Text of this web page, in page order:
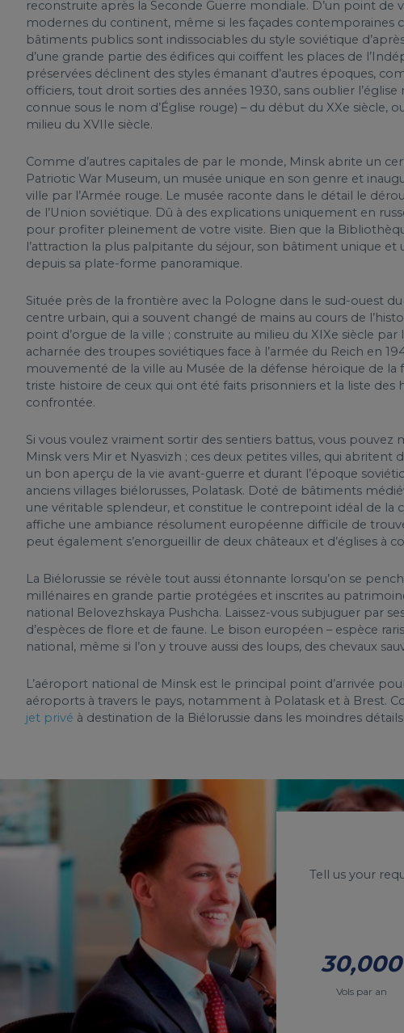
reconstruite après la Seconde Guerre mondiale. D’un point de
modernes du continent, même si les façades contemporaines
bâtiments publics sont indissociables du style soviétique
d’une grande partie des édifices qui coiffent les places de
préservées déclinent des styles émanant d’autres époques,
officiers, tout droit sorties des années 1930, sans oublier
connue sous le nom d’Église rouge) – du début du XXe siècle,
milieu du XVIIe siècle.
Comme d’autres capitales de par le monde, Minsk abrite un
Patriotic War Museum, un musée unique en son genre et
ville par l’Armée rouge. Le musée raconte dans le détail le
de l’Union soviétique. Dû à des explications uniquement en
pour profiter pleinement de votre visite. Bien que la
l’attraction la plus palpitante du séjour, son bâtiment unique
depuis sa plate-forme panoramique.
Située près de la frontière avec la Pologne dans le sud-ouest
centre urbain, qui a souvent changé de mains au cours de
point d’orgue de la ville ; construite au milieu du XIXe siècle
acharnée des troupes soviétiques face à l’armée du Reich en
mouvementé de la ville au Musée de la défense héroïque de
triste histoire de ceux qui ont été faits prisonniers et la liste des
confrontée.
Si vous voulez vraiment sortir des sentiers battus, vous pouvez
Minsk vers Mir et Nyasvizh ; ces deux petites villes, qui abritent
un bon aperçu de la vie avant-guerre et durant l’époque
anciens villages biélorusses, Polatask. Doté de bâtiments
une véritable splendeur, et constitue le contrepoint idéal de la
affiche une ambiance résolument européenne difficile de
peut également s’enorgueillir de deux châteaux et d’églises à
La Biélorussie se révèle tout aussi étonnante lorsqu’on se
millénaires en grande partie protégées et inscrites au
national Belovezhskaya Pushcha. Laissez-vous subjuguer par
d’espèces de flore et de faune. Le bison européen – espèce
national, même si l’on y trouve aussi des loups, des chevaux
L’aéroport national de Minsk est le principal point d’arrivée
aéroports à travers le pays, notamment à Polatask et à Brest.
jet privé à destination de la Biélorussie dans les moindres détails.
Tell us your
30,000
Vols par an